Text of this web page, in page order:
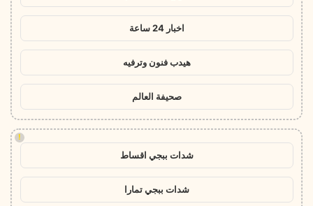
اخبار 24 ساعة
هيدب فنون وترفيه
صحيفة العالم
!
شدات ببجي اقساط
شدات ببجي تمارا